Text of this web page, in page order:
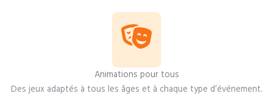
Animations pour tous
Des jeux adaptés à tous les âges et à chaque type d’événement.